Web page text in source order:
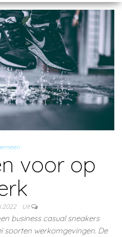
voor op
2022 Uit
business casual sneakers
soorten werkomgevingen. De